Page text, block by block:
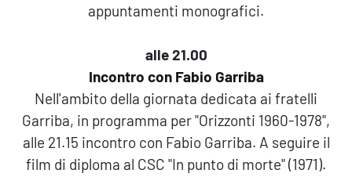
appuntamenti monografici.
alle 21.00
Incontro con Fabio Garriba
Nell'ambito della giornata dedicata ai fratelli
Garriba, in programma per "Orizzonti 1960-1978",
alle 21.15 incontro con Fabio Garriba. A seguire il
film di diploma al CSC "In punto di morte" (1971).